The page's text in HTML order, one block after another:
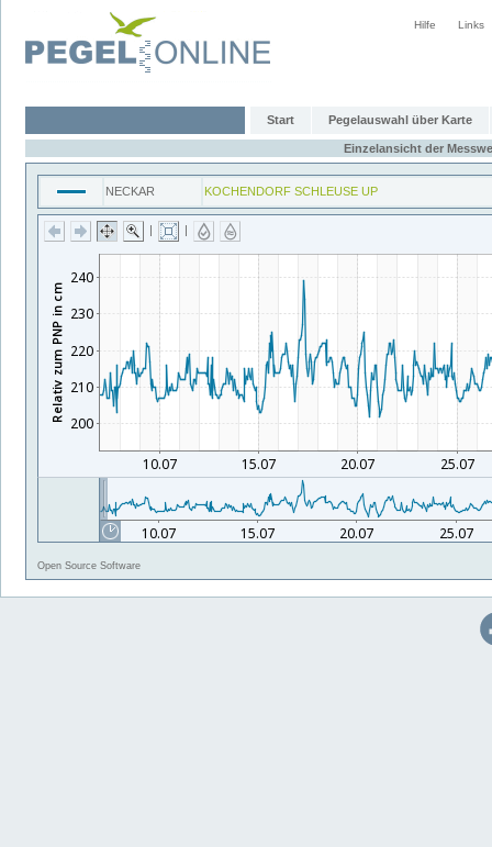
Hilfe Links
Start Pegelauswahl über Karte
Einzelansicht der
NECKAR KOCHENDORF SCHLEUSE UP
| |
Open Source Software